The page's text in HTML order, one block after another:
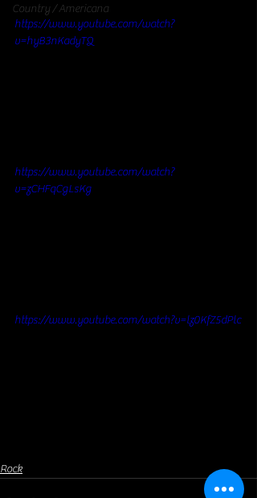
Country / Americana
https://www.youtube.com/watch?
v=hyB3nKadyTQ
https://www.youtube.com/watch?
v=zCHFqCgLsKg
https://www.youtube.com/watch?v=lz0KfZ5dPlc
Rock